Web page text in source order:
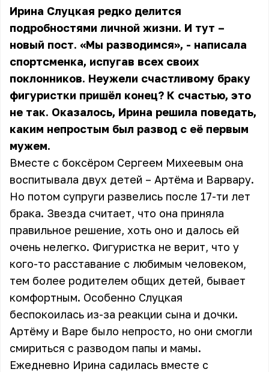
Ирина Слуцкая редко делится
подробностями личной жизни. И тут –
новый пост. «Мы разводимся», - написала
спортсменка, испугав всех своих
поклонников. Неужели счастливому браку
фигуристки пришёл конец? К счастью, это
не так. Оказалось, Ирина решила поведать,
каким непростым был развод с её первым
мужем.
Вместе с боксёром Сергеем Михеевым она
воспитывала двух детей – Артёма и Варвару.
Но потом супруги развелись после 17-ти лет
брака. Звезда считает, что она приняла
правильное решение, хоть оно и далось ей
очень нелегко. Фигуристка не верит, что у
кого-то расставание с любимым человеком,
тем более родителем общих детей, бывает
комфортным. Особенно Слуцкая
беспокоилась из-за реакции сына и дочки.
Артёму и Варе было непросто, но они смогли
смириться с разводом папы и мамы.
Ежедневно Ирина садилась вместе с